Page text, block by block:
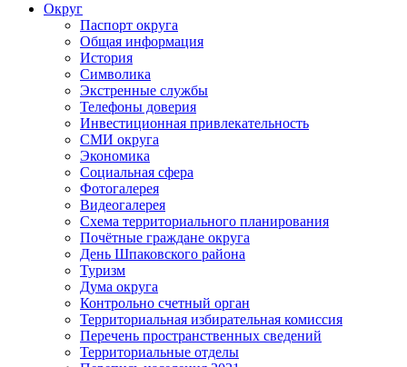
Округ
Паспорт округа
Общая информация
История
Символика
Экстренные службы
Телефоны доверия
Инвестиционная привлекательность
СМИ округа
Экономика
Социальная сфера
Фотогалерея
Видеогалерея
Схема территориального планирования
Почётные граждане округа
День Шпаковского района
Туризм
Дума округа
Контрольно счетный орган
Территориальная избирательная комиссия
Перечень пространственных сведений
Территориальные отделы